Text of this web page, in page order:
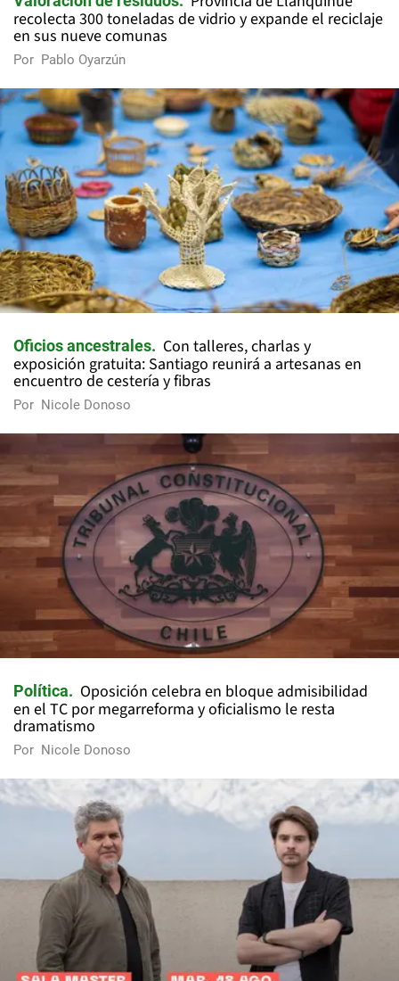
recolecta 300 toneladas de vidrio y expande el reciclaje
en sus nueve comunas
Por Pablo Oyarzún
Oficios ancestrales
Con talleres, charlas y
exposición gratuita: Santiago reunirá a artesanas en
encuentro de cestería y fibras
Por Nicole Donoso
Política
Oposición celebra en bloque admisibilidad
en el TC por megarreforma y oficialismo le resta
dramatismo
Por Nicole Donoso